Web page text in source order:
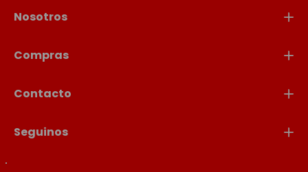
Nosotros
Compras
Contacto
Seguinos